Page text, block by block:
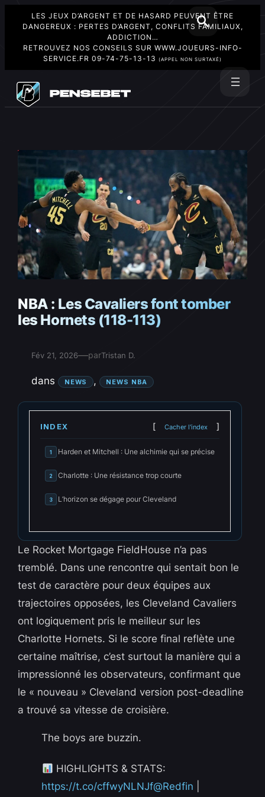
LES JEUX D’ARGENT ET DE HASARD PEUVENT ÊTRE
DANGEREUX : PERTES D’ARGENT, CONFLITS FAMILIAUX,
ADDICTION…
RETROUVEZ NOS CONSEILS SUR WWW.JOUEURS-INFO-
SERVICE.FR 09-74-75-13-13 (APPEL NON SURTAXÉ)
contenu
NBA : Les Cavaliers font tomber
les Hornets (118-113)
Fév 21, 2026—parTristan D.
dans NEWS , NEWS NBA
INDEX Cacher l'index
1 Harden et Mitchell : Une alchimie qui se précise
2 Charlotte : Une résistance trop courte
3 L’horizon se dégage pour Cleveland
Le Rocket Mortgage FieldHouse n’a pas
tremblé. Dans une rencontre qui sentait bon le
test de caractère pour deux équipes aux
trajectoires opposées, les Cleveland Cavaliers
ont logiquement pris le meilleur sur les
Charlotte Hornets. Si le score final reflète une
certaine maîtrise, c’est surtout la manière qui a
impressionné les observateurs, confirmant que
le « nouveau » Cleveland version post-deadline
a trouvé sa vitesse de croisière.
The boys are buzzin.
HIGHLIGHTS & STATS:
https://t.co/cffwyNLNJf@Redfin